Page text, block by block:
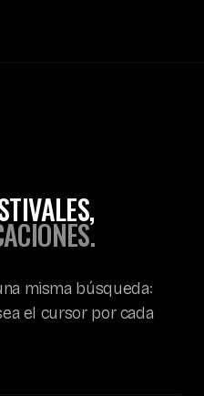
misma búsqueda:
el cursor por cada